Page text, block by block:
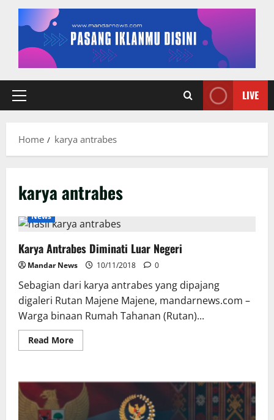
Primary
LIVE
Home karya antrabes
karya antrabes
News
Karya Antrabes Diminati Luar Negeri
Mandar News 10/11/2018 0
Sebagian dari karya antrabes yang dipajang
digaleri Rutan Majene Majene, mandarnews.com –
Warga binaan Rumah Tahanan (Rutan)...
Read MoreRead
more
Diminati
Luar
Negeri